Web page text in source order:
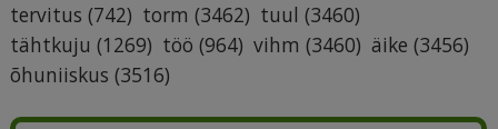
tervitus (742) torm (3462) tuul (3460)
tähtkuju (1269) töö (964) vihm (3460) äike (3456)
õhuniiskus (3516)